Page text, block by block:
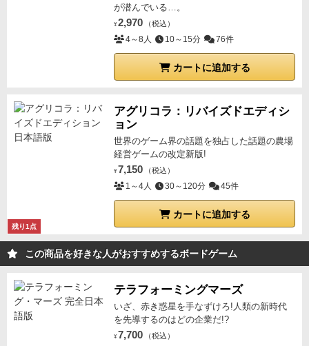
が潜んでいる…。
¥ 2,970 （税込）
4～8人 10～15分 76件
カートに追加する
残り1点
アグリコラ：リバイズドエディシ
ョン
世界のゲーム界の話題を独占した話題の農場
経営ゲームの改定新版!
¥ 7,150 （税込）
1～4人 30～120分 45件
カートに追加する
この商品を好きな人がおすすめするボードゲーム
テラフォーミングマーズ
いざ、赤き惑星を手なずけろ!人類の新時代
を先導するのはどの企業だ!?
¥ 7,700 （税込）